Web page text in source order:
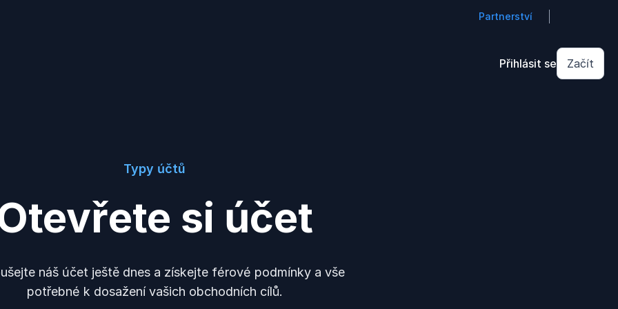
Partnerství
Přihlásit se Začít
Typy účtů
si účet
náš účet ještě dnes a získejte férové podmínky a vše
potřebné k dosažení vašich obchodních cílů.